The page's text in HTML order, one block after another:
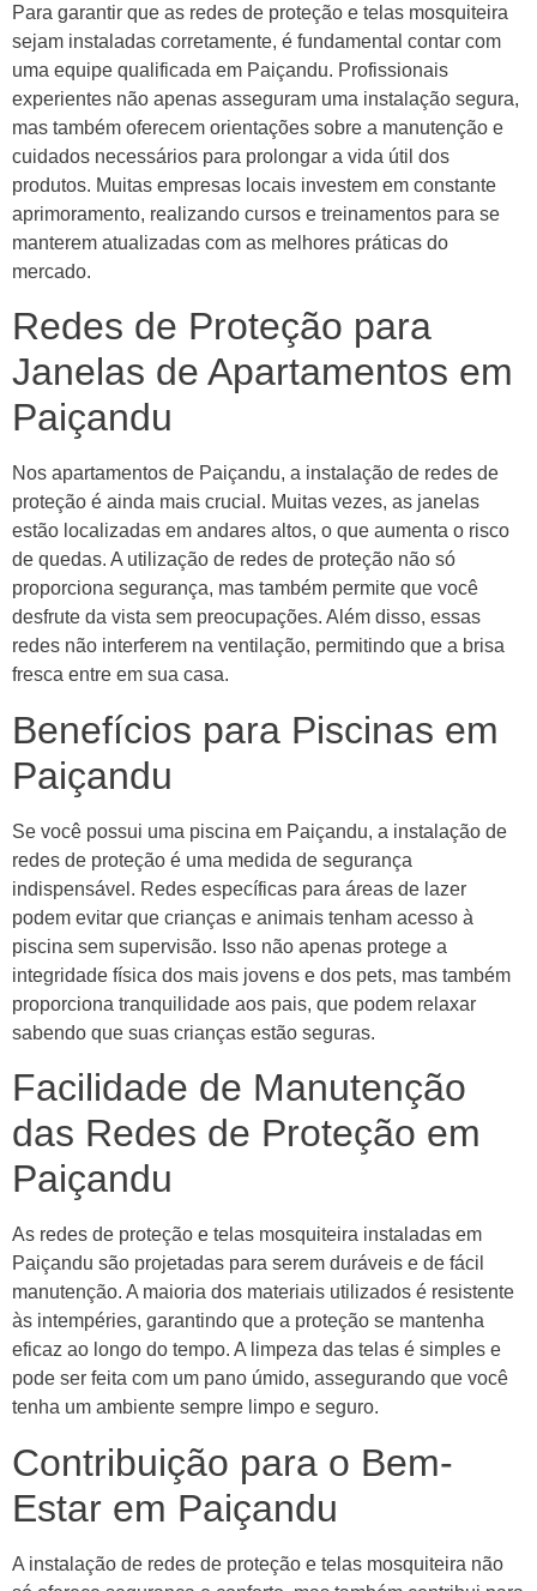
Para garantir que as redes de proteção e telas mosquiteira
sejam instaladas corretamente, é fundamental contar com
uma equipe qualificada em Paiçandu. Profissionais
experientes não apenas asseguram uma instalação segura,
mas também oferecem orientações sobre a manutenção e
cuidados necessários para prolongar a vida útil dos
produtos. Muitas empresas locais investem em constante
aprimoramento, realizando cursos e treinamentos para se
manterem atualizadas com as melhores práticas do
mercado.
Redes de Proteção para
Janelas de Apartamentos em
Paiçandu
Nos apartamentos de Paiçandu, a instalação de redes de
proteção é ainda mais crucial. Muitas vezes, as janelas
estão localizadas em andares altos, o que aumenta o risco
de quedas. A utilização de redes de proteção não só
proporciona segurança, mas também permite que você
desfrute da vista sem preocupações. Além disso, essas
redes não interferem na ventilação, permitindo que a brisa
fresca entre em sua casa.
Benefícios para Piscinas em
Paiçandu
Se você possui uma piscina em Paiçandu, a instalação de
redes de proteção é uma medida de segurança
indispensável. Redes específicas para áreas de lazer
podem evitar que crianças e animais tenham acesso à
piscina sem supervisão. Isso não apenas protege a
integridade física dos mais jovens e dos pets, mas também
proporciona tranquilidade aos pais, que podem relaxar
sabendo que suas crianças estão seguras.
Facilidade de Manutenção
das Redes de Proteção em
Paiçandu
As redes de proteção e telas mosquiteira instaladas em
Paiçandu são projetadas para serem duráveis e de fácil
manutenção. A maioria dos materiais utilizados é resistente
às intempéries, garantindo que a proteção se mantenha
eficaz ao longo do tempo. A limpeza das telas é simples e
pode ser feita com um pano úmido, assegurando que você
tenha um ambiente sempre limpo e seguro.
Contribuição para o Bem-
Estar em Paiçandu
A instalação de redes de proteção e telas mosquiteira não